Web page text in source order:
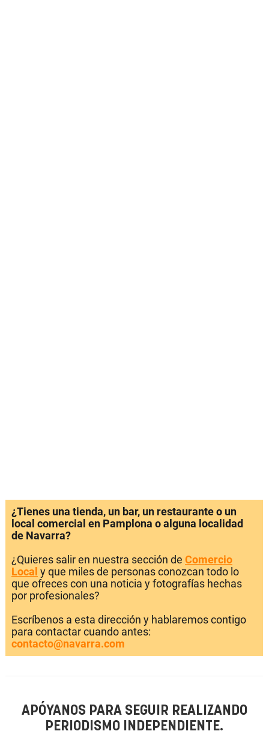
¿Tienes una tienda, un bar, un restaurante o un
local comercial en Pamplona o alguna localidad
de Navarra?
¿Quieres salir en nuestra sección de Comercio
Local y que miles de personas conozcan todo lo
que ofreces con una noticia y fotografías hechas
por profesionales?
Escríbenos a esta dirección y hablaremos contigo
para contactar cuando antes:
contacto@navarra.com
APÓYANOS PARA SEGUIR REALIZANDO
PERIODISMO INDEPENDIENTE.